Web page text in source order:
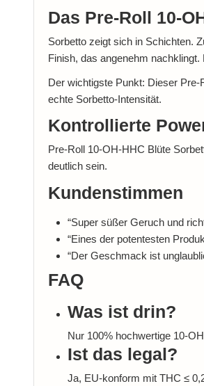
Das Pre-Roll 10-
Sorbetto zeigt sich in Schichten.
Finish, das angenehm
Der wichtigste Punkt: Dieser
echte Sorbetto-Intensität.
Kontrollierte
Pre-Roll 10-OH-HHC Blüte
deutlich sein.
Kundenstimmen
“Super süßer Geruch und
“Eines der potentesten
“Der Geschmack ist
FAQ
Was ist drin?
Nur 100% hochwertige 10-
Ist das legal?
Ja, EU-konform mit THC ≤